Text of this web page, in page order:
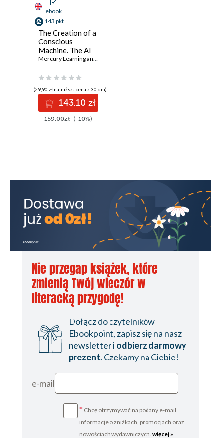
ebook
143 pkt
The Creation of a
Conscious
Machine. The AI
Quest: Building
Advanced Artificial
Intelligence
Technologies
Mercury Learning and Information
(39,90 zł najniższa cena z 30 dni)
143.10 zł
159.00zł (-10%)
Nie przegap książek, które
zmienią Twój wieczór w
literacką przygodę!
Dołącz do czytelników
Ebookpoint, zapisz się na nasz
newsletter i odbierz darmowy
prezent. Czekamy na Ciebie!
e-mail
* Chcę otrzymywać na podany e-mail
informacje o zniżkach, promocjach oraz
nowościach wydawniczych. więcej »